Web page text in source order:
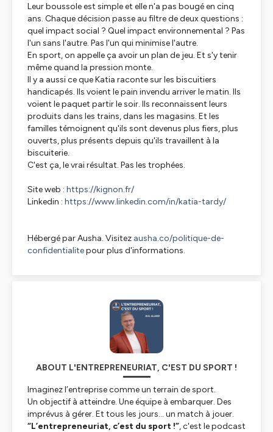
Leur boussole est simple et elle n'a pas bougé en cinq
ans. Chaque décision passe au filtre de deux questions :
quel impact social ? Quel impact environnemental ? Pas
l'un sans l'autre. Pas l'un qui minimise l'autre.
En sport, on appelle ça avoir un plan de jeu. Et s'y tenir
même quand la pression monte.
Il y a aussi ce que Katia raconte sur les biscuitiers
handicapés. Ils voient le pain invendu arriver le matin. Ils
voient le paquet partir le soir. Ils reconnaissent leurs
produits dans les trains, dans les magasins. Et les
familles témoignent qu'ils sont devenus plus fiers, plus
ouverts, plus présents depuis qu'ils travaillent à la
biscuiterie.
C'est ça, le vrai résultat. Pas les trophées.
Site web : https://kignon.fr/
Linkedin : https://www.linkedin.com/in/katia-tardy/
Hébergé par Ausha. Visitez ausha.co/politique-de-
confidentialitepour plus d'informations.
ABOUT L'ENTREPRENEURIAT, C'EST DU SPORT !
Imaginez l’entreprise comme un terrain de sport.
Un objectif à atteindre. Une équipe à embarquer. Des
imprévus à gérer. Et tous les jours… un match à jouer.
“L’entrepreneuriat, c’est du sport !”, c'est le podcast